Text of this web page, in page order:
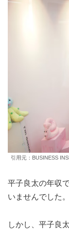
引用元：BUSINESS
平子良太の年収
いませんでした。
しかし、平子良